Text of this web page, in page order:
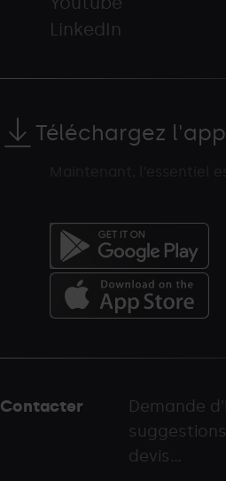
LinkedIn
Téléchargez
del
-
Contacter
Demande
devis...